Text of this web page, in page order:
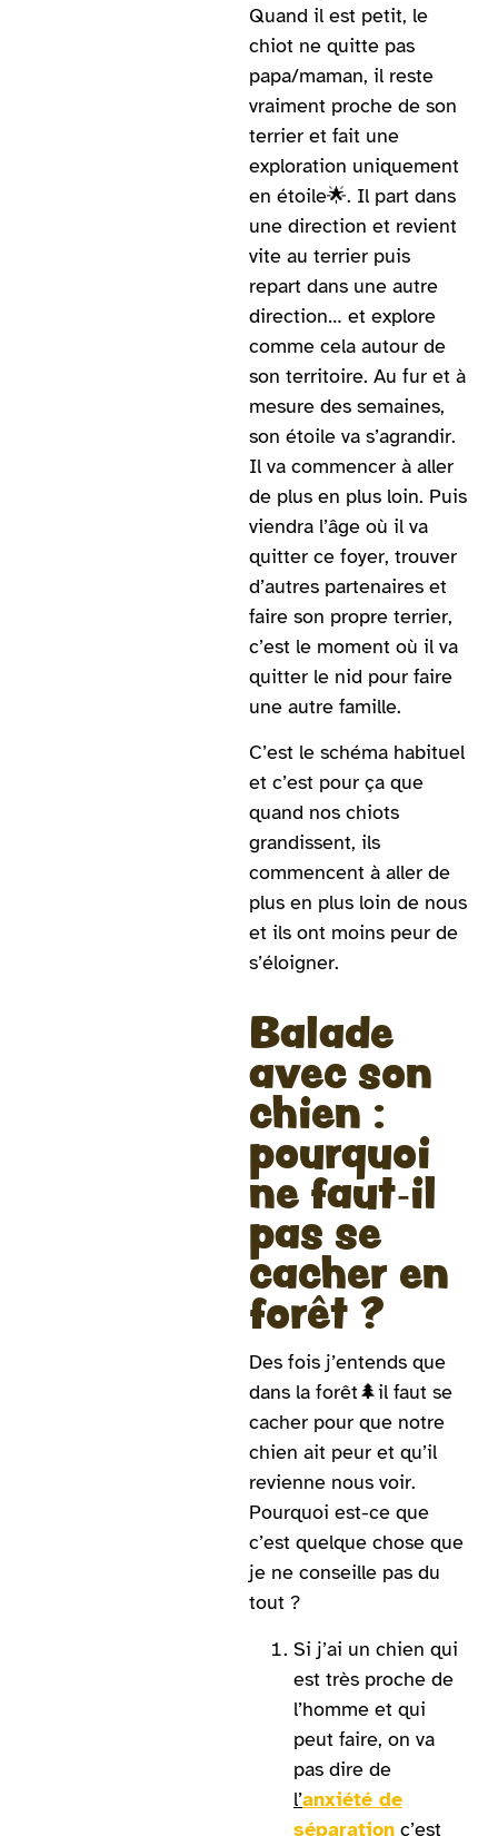
Quand il est petit, le
chiot ne quitte pas
papa/maman, il reste
vraiment proche de son
terrier et fait une
exploration uniquement
en étoile🌟. Il part dans
une direction et revient
vite au terrier puis
repart dans une autre
direction… et explore
comme cela autour de
son territoire. Au fur et à
mesure des semaines,
son étoile va s’agrandir.
Il va commencer à aller
de plus en plus loin. Puis
viendra l’âge où il va
quitter ce foyer, trouver
d’autres partenaires et
faire son propre terrier,
c’est le moment où il va
quitter le nid pour faire
une autre famille.
C’est le schéma habituel
et c’est pour ça que
quand nos chiots
grandissent, ils
commencent à aller de
plus en plus loin de nous
et ils ont moins peur de
s’éloigner.
Balade
avec son
chien :
pourquoi
ne faut-il
pas se
cacher en
forêt ?
Des fois j’entends que
dans la forêt🌲il faut se
cacher pour que notre
chien ait peur et qu’il
revienne nous voir.
Pourquoi est-ce que
c’est quelque chose que
je ne conseille pas du
tout ?
Si j’ai un chien qui
est très proche de
l’homme et qui
peut faire, on va
pas dire de
l’anxiété de
séparation c’est